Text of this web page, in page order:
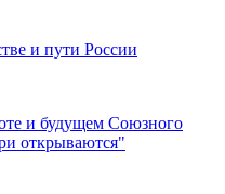
и пути России
и будущем Союзного
открываются"